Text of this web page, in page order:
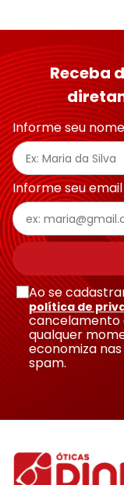
Receba
Informe seu nome
Informe seu email
Ao se
política de
cancelamento
qualquer
economiza
spam.